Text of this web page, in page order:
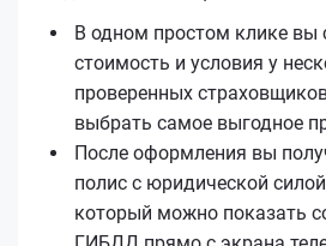
В одном простом клике вы
стоимость и условия у
проверенных
выбрать самое выгодное
После оформления вы
полис с юридической
который можно показать